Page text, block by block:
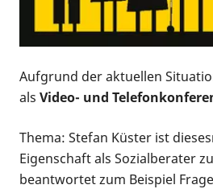
Aufgrund der aktuellen
als Video- und
Thema: Stefan Küster ist
Eigenschaft als Sozialberater
beantwortet zum Beispiel